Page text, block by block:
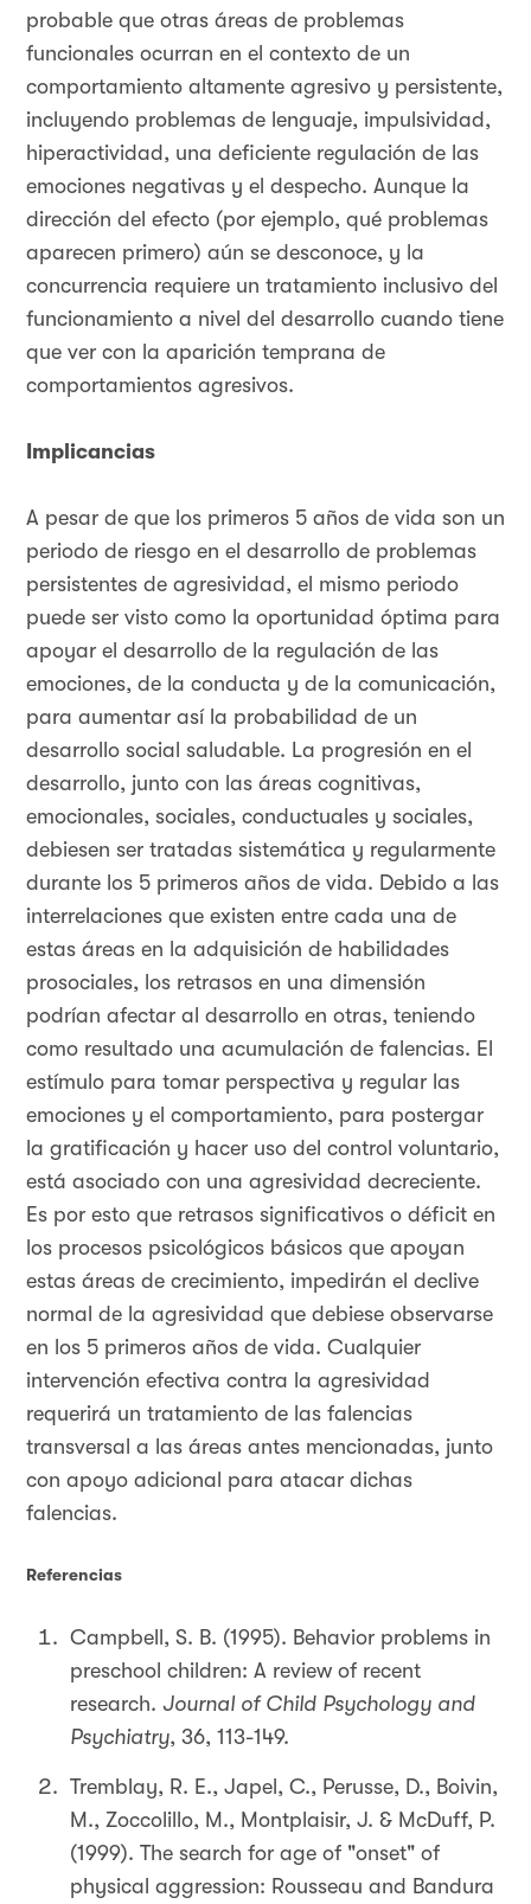
probable que otras áreas de problemas
funcionales ocurran en el contexto de un
comportamiento altamente agresivo y persistente,
incluyendo problemas de lenguaje, impulsividad,
hiperactividad, una deficiente regulación de las
emociones negativas y el despecho. Aunque la
dirección del efecto (por ejemplo, qué problemas
aparecen primero) aún se desconoce, y la
concurrencia requiere un tratamiento inclusivo del
funcionamiento a nivel del desarrollo cuando tiene
que ver con la aparición temprana de
comportamientos agresivos.
Implicancias
A pesar de que los primeros 5 años de vida son un
periodo de riesgo en el desarrollo de problemas
persistentes de agresividad, el mismo periodo
puede ser visto como la oportunidad óptima para
apoyar el desarrollo de la regulación de las
emociones, de la conducta y de la comunicación,
para aumentar así la probabilidad de un
desarrollo social saludable. La progresión en el
desarrollo, junto con las áreas cognitivas,
emocionales, sociales, conductuales y sociales,
debiesen ser tratadas sistemática y regularmente
durante los 5 primeros años de vida. Debido a las
interrelaciones que existen entre cada una de
estas áreas en la adquisición de habilidades
prosociales, los retrasos en una dimensión
podrían afectar al desarrollo en otras, teniendo
como resultado una acumulación de falencias. El
estímulo para tomar perspectiva y regular las
emociones y el comportamiento, para postergar
la gratificación y hacer uso del control voluntario,
está asociado con una agresividad decreciente.
Es por esto que retrasos significativos o déficit en
los procesos psicológicos básicos que apoyan
estas áreas de crecimiento, impedirán el declive
normal de la agresividad que debiese observarse
en los 5 primeros años de vida. Cualquier
intervención efectiva contra la agresividad
requerirá un tratamiento de las falencias
transversal a las áreas antes mencionadas, junto
con apoyo adicional para atacar dichas
falencias.
Referencias
Campbell, S. B. (1995). Behavior problems in
preschool children: A review of recent
research. Journal of Child Psychology and
Psychiatry, 36, 113-149.
Tremblay, R. E., Japel, C., Perusse, D., Boivin,
M., Zoccolillo, M., Montplaisir, J. & McDuff, P.
(1999). The search for age of "onset" of
physical aggression: Rousseau and Bandura